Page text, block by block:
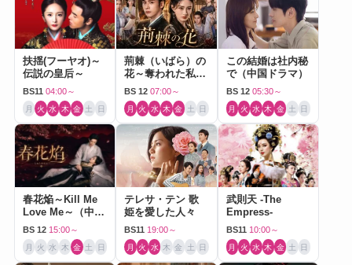
扶揺(フーヤオ)～
伝説の皇后～
BS11 04:00～
月 火 水 木 金 土 日
荊棘（いばら）の
花～奪われた私～
（中国ドラマ）
BS 12 07:00～
月 火 水 木 金 土 日
この結婚は社内秘
で（中国ドラマ）
BS 12 05:30～
月 火 水 木 金 土 日
春花焔～Kill Me
Love Me～（中国
ドラマ）
BS 12 15:00～
月 火 水 木 金 土 日
テレサ・テン 歌
姫を愛した人々
BS11 19:00～
月 火 水 木 金 土 日
武則天 -The
Empress-
BS11 10:00～
月 火 水 木 金 土 日